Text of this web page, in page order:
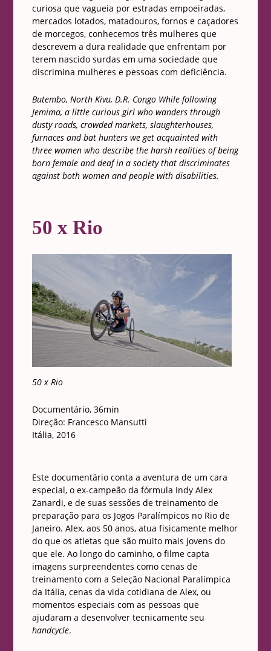
curiosa que vagueia por estradas empoeiradas,
mercados lotados, matadouros, fornos e caçadores
de morcegos, conhecemos três mulheres que
descrevem a dura realidade que enfrentam por
terem nascido surdas em uma sociedade que
discrimina mulheres e pessoas com deficiência.
Butembo, North Kivu, D.R. Congo While following
Jemima, a little curious girl who wanders through
dusty roads, crowded markets, slaughterhouses,
furnaces and bat hunters we get acquainted with
three women who describe the harsh realities of being
born female and deaf in a society that discriminates
against both women and people with disabilities.
50 x Rio
50 x Rio
Documentário, 36min
Direção: Francesco Mansutti
Itália, 2016
Este documentário conta a aventura de um cara
especial, o ex-campeão da fórmula Indy Alex
Zanardi, e de suas sessões de treinamento de
preparação para os Jogos Paralímpicos no Rio de
Janeiro. Alex, aos 50 anos, atua fisicamente melhor
do que os atletas que são muito mais jovens do
que ele. Ao longo do caminho, o filme capta
imagens surpreendentes como cenas de
treinamento com a Seleção Nacional Paralímpica
da Itália, cenas da vida cotidiana de Alex, ou
momentos especiais com as pessoas que
ajudaram a desenvolver tecnicamente seu
handcycle.